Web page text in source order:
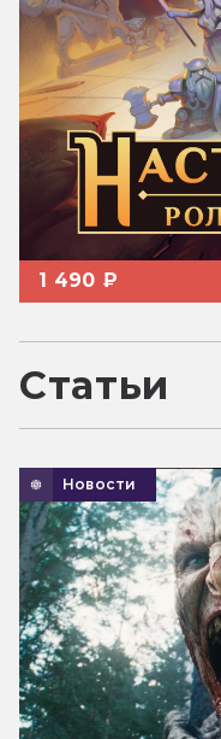
1 490 ₽
Статьи
Новости